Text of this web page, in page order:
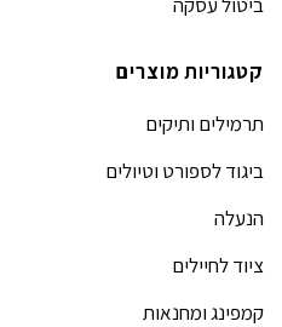
קטגוריות מוצרים
תרמילים ותיקים
ביגוד לספורט וטיולים
הנעלה
ציוד לחיילים
קמפינג ומחנאות